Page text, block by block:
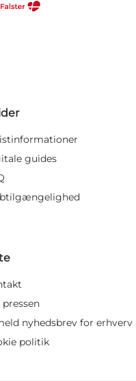
guides
pressen
nyhedsbrev for erhverv
politik